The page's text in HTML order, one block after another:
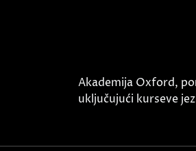
Akademija Oxford,
uključujući kurseve